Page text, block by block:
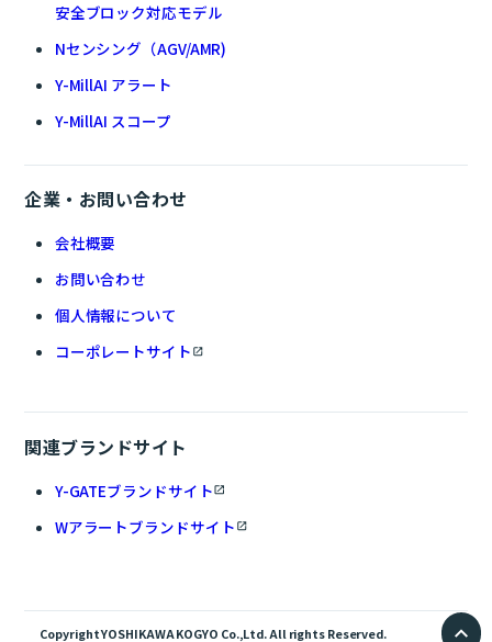
安全ブロック対応モデル
Nセンシング（AGV/AMR)
Y-MillAI アラート
Y-MillAI スコープ
企業・お問い合わせ
会社概要
お問い合わせ
個人情報について
コーポレートサイト
関連ブランドサイト
Y-GATEブランドサイト
Wアラートブランドサイト
Copyright YOSHIKAWA KOGYO Co.,Ltd. All rights Reserved.